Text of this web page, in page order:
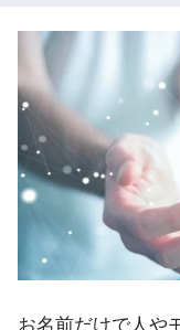
お名前だけで人や